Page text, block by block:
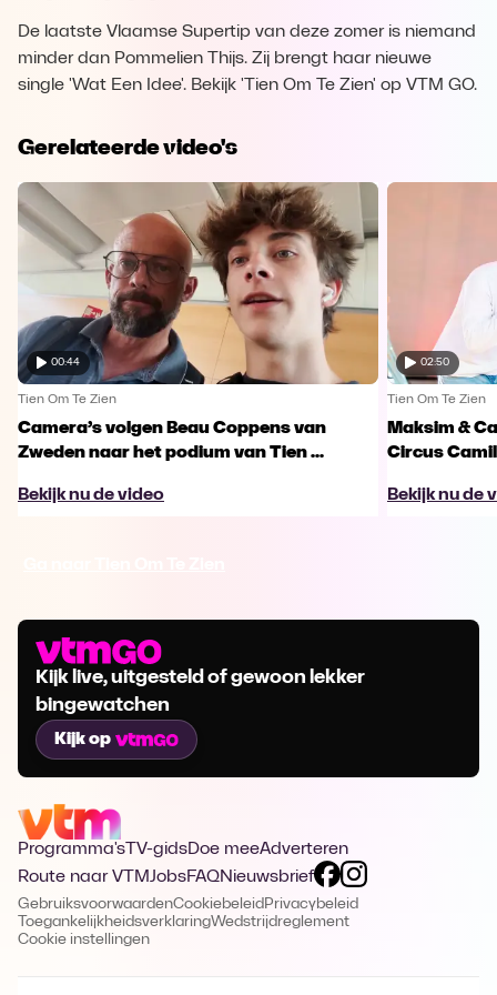
De laatste Vlaamse Supertip van deze zomer is niemand
minder dan Pommelien Thijs. Zij brengt haar nieuwe
single 'Wat Een Idee'. Bekijk 'Tien Om Te Zien' op VTM GO.
Gerelateerde video's
00:44
Tien Om Te Zien
Camera’s volgen Beau Coppens van
Zweden naar het podium van Tien ...
Bekijk nu de video
02:50
Tien Om Te Zien
Maksim &
Circus
Bekijk nu de
Kijk live, uitgesteld of gewoon lekker
bingewatchen
Kijk op
Programma's TV-gidsDoe meeAdverteren
Route naar VTMJobsFAQNieuwsbrief
GebruiksvoorwaardenCookiebeleid Privacybeleid
ToegankelijkheidsverklaringWedstrijdreglement
Cookie instellingen